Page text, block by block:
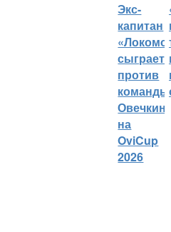
Экс-
капитан
сыграет
против
команды
Овечкина
на
OviCup
2026